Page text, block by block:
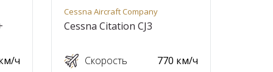
ч
Cessna Aircraft Company
Cessna Citation CJ3
Скорость 770 км/ч